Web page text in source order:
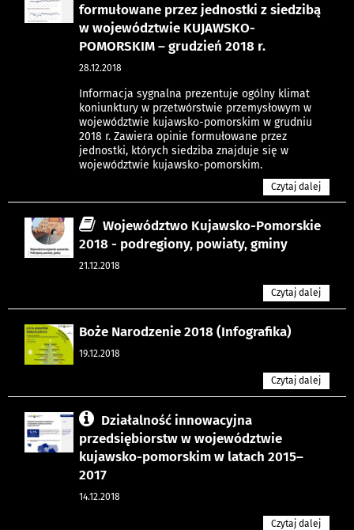
formułowane przez jednostki z siedzibą
w województwie KUJAWSKO-
POMORSKIM – grudzień 2018 r.
28.12.2018
Informacja sygnalna prezentuje ogólny klimat
koniunktury w przetwórstwie przemysłowym w
województwie kujawsko-pomorskim w grudniu
2018 r. Zawiera opinie formułowane przez
jednostki, których siedziba znajduje się w
województwie kujawsko-pomorskim.
Czytaj dalej
Województwo Kujawsko-Pomorskie
2018 - podregiony, powiaty, gminy
21.12.2018
Czytaj dalej
Boże Narodzenie 2018 (Infografika)
19.12.2018
Czytaj dalej
Działalność innowacyjna
przedsiębiorstw w województwie
kujawsko-pomorskim w latach 2015–
2017
14.12.2018
Czytaj dalej